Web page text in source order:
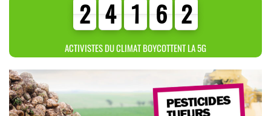
2
2 4
4
4
4 1
6
1 6
9
6 2
4
2
ACTIVISTES DU CLIMAT BOYCOTTENT LA 5G